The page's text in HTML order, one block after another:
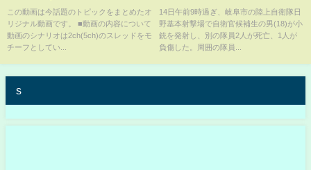
【2chスレ】【5chスレ】
この動画は今話題のトピックをまとめたオ
リジナル動画です。 ■動画の内容について
動画のシナリオは2ch(5ch)のスレッドをモ
チーフとしてい...
14日午前9時過ぎ、岐阜市の陸上自衛隊日
野基本射撃場で自衛官候補生の男(18)が小
銃を発射し、別の隊員2人が死亡、1人が
負傷した。周囲の隊員...
s